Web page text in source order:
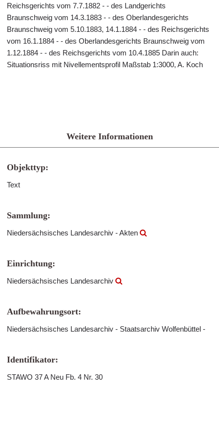
Reichsgerichts vom 7.7.1882 - - des Landgerichts
Braunschweig vom 14.3.1883 - - des Oberlandesgerichts
Braunschweig vom 5.10.1883, 14.1.1884 - - des Reichsgerichts
vom 16.1.1884 - - des Oberlandesgerichts Braunschweig vom
1.12.1884 - - des Reichsgerichts vom 10.4.1885 Darin auch:
Situationsriss mit Nivellementsprofil Maßstab 1:3000, A. Koch
Weitere Informationen
Objekttyp:
Text
Sammlung:
Niedersächsisches Landesarchiv - Akten
Einrichtung:
Niedersächsisches Landesarchiv
Aufbewahrungsort:
Niedersächsisches Landesarchiv - Staatsarchiv Wolfenbüttel -
Identifikator:
STAWO 37 A Neu Fb. 4 Nr. 30